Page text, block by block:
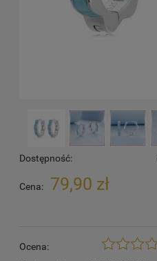
Dostępność:
Cena: 79,90 zł
Ocena: